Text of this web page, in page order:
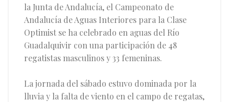
la Junta de Andalucía, el Campeonato de
Andalucía de Aguas Interiores para la Clase
Optimist se ha celebrado en aguas del Río
Guadalquivir con una participación de 48
regatistas masculinos y 33 femeninas.
La jornada del sábado estuvo dominada por la
lluvia y la falta de viento en el campo de regatas,